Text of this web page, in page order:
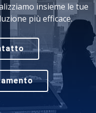
insieme le tue
più efficace.